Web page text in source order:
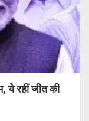
ये रहीं जीत की